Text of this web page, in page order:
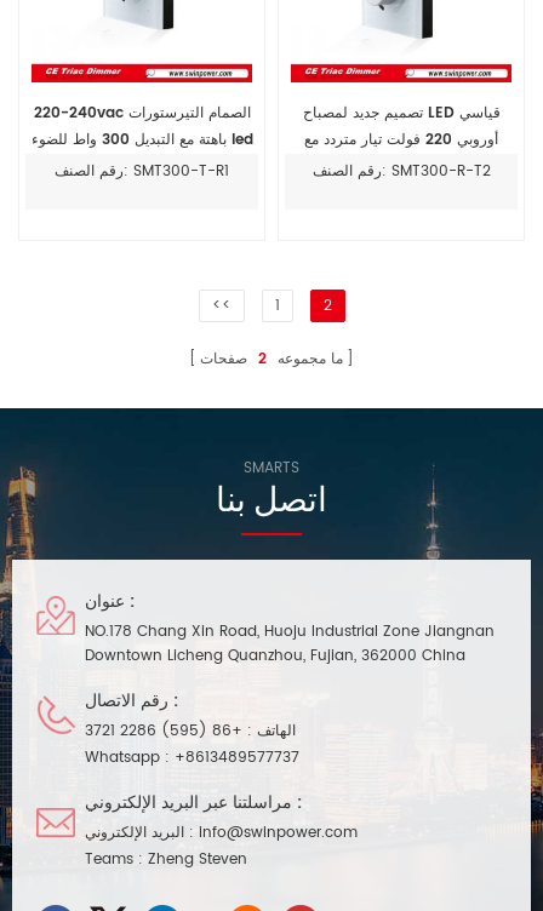
220-240vac الصمام التيرستورات
باهتة مع التبديل 300 واط للضوء led
رقم الصنف: SMT300-T-R1
تصميم جديد لمصباح LED قياسي
أوروبي 220 فولت تيار متردد مع
خاصية التعتيم على الحافة الخلفية
رقم الصنف: SMT300-R-T2
<< 1 2
ما مجموعه 2 صفحات
SMARTS
اتصل بنا
عنوان :
NO.178 Chang Xin Road, Huoju Industrial Zone Jiangnan
Downtown Licheng Quanzhou, Fujian, 362000 China
رقم الاتصال :
الهاتف : +86 (595) 2286 3721
Whatsapp : +8613489577737
مراسلتنا عبر البريد الإلكتروني :
البريد الإلكتروني : info@swinpower.com
Teams : Zheng Steven